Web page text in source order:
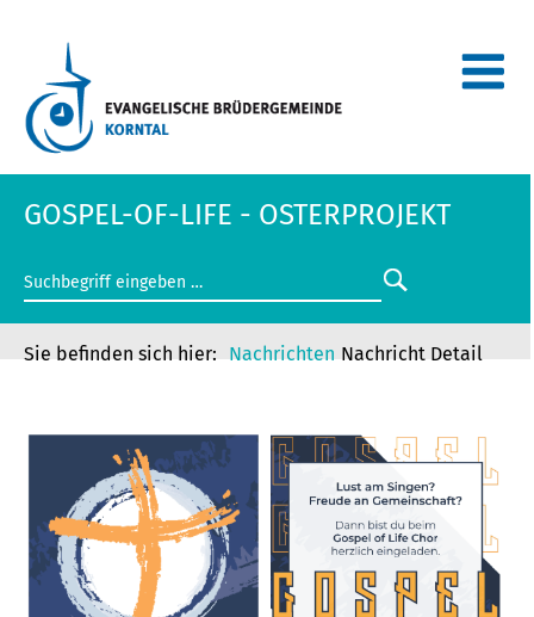
GOSPEL-OF-LIFE - OSTERPROJEKT
Nachrichten Nachricht Detail